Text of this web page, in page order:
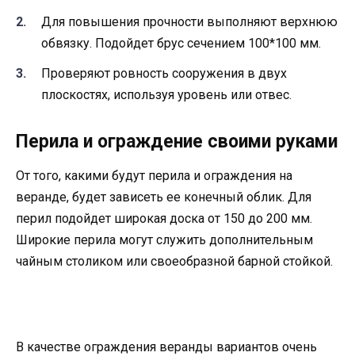
Для повышения прочности выполняют верхнюю
обвязку. Подойдет брус сечением 100*100 мм.
Проверяют ровность сооружения в двух
плоскостях, используя уровень или отвес.
Перила и ограждение своими руками
От того, какими будут перила и ограждения на
веранде, будет зависеть ее конечный облик. Для
перил подойдет широкая доска от 150 до 200 мм.
Широкие перила могут служить дополнительным
чайным столиком или своеобразной барной стойкой.
В качестве ограждения веранды вариантов очень